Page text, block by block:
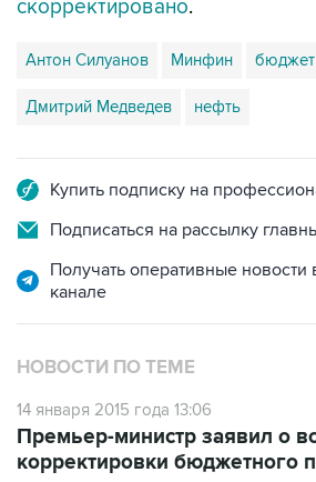
Антон Силуанов Минфин
Дмитрий Медведев нефть
Подписаться на рассылку
Получать оперативные
НОВОСТИ ПО ТЕМЕ
14 января 2015 года 13:06
корректировки бюджетного